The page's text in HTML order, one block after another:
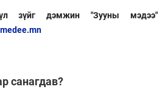
зүйг дэмжин "Зууны мэдээ"
санагдав?